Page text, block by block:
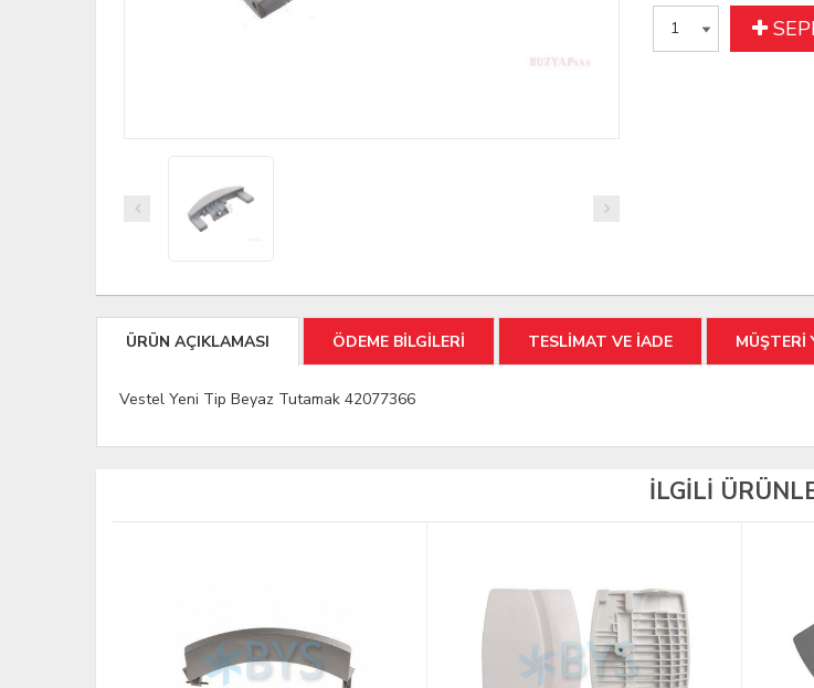
ÜRÜN AÇIKLAMASI ÖDEME BİLGİLERİ TESLİMAT VE İADE MÜŞTERİ
Vestel Yeni Tip Beyaz Tutamak 42077366
İLGİLİ